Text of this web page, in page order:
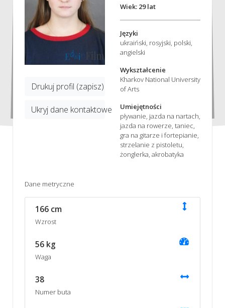
Drukuj profil (zapisz)
Ukryj dane kontaktowe
Wiek: 29 lat
Języki
ukraiński, rosyjski, polski,
angielski
Wykształcenie
Kharkov National University
of Arts
Umiejętności
pływanie, jazda na nartach,
jazda na rowerze, taniec,
gra na gitarze i fortepianie,
strzelanie z pistoletu,
żonglerka, akrobatyka
Dane metryczne
166 cm
Wzrost
56 kg
Waga
38
Numer buta